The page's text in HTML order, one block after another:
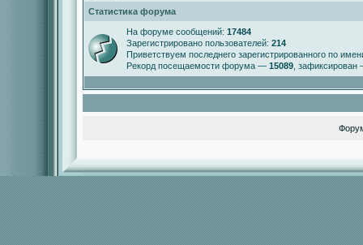
Статистика форума
На форуме сообщений: 17484
Зарегистрировано пользователей: 214
Приветствуем последнего зарегистрированного по
Рекорд посещаемости форума — 15089 ,